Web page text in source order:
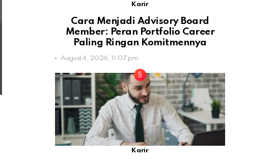
Karir
Cara Menjadi Advisory Board
Member: Peran Portfolio Career
Paling Ringan Komitmennya
August 4, 2026, 11:07 pm
Karir